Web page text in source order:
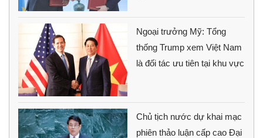
Ngoại trưởng Mỹ: Tổng
thống Trump xem Việt Nam
là đối tác ưu tiên tại khu vực
Chủ tịch nước dự khai mạc
phiên thảo luận cấp cao Đại